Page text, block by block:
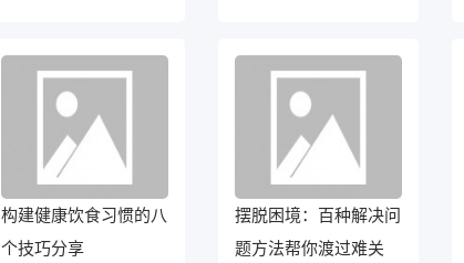
构建健康饮食习惯的八
个技巧分享
摆脱困境：百种解决问
题方法帮你渡过难关